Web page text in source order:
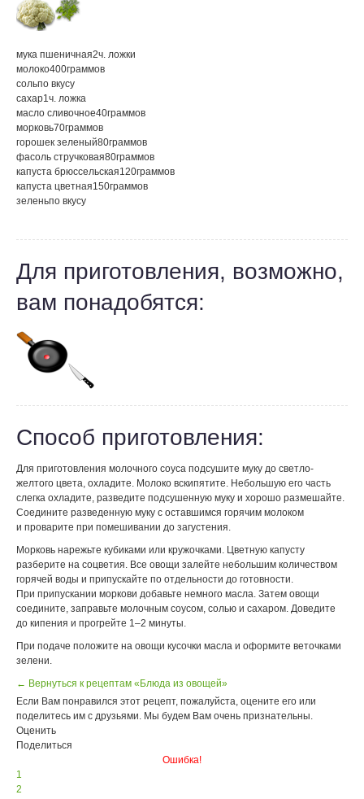
мука пшеничная2ч. ложки
молоко400граммов
сольпо вкусу
сахар1ч. ложка
масло сливочное40граммов
морковь70граммов
горошек зеленый80граммов
фасоль стручковая80граммов
капуста брюссельская120граммов
капуста цветная150граммов
зеленьпо вкусу
Для приготовления, возможно,
вам понадобятся:
Способ приготовления:
Для приготовления молочного соуса подсушите муку до светло-
желтого цвета, охладите. Молоко вскипятите. Небольшую его часть
слегка охладите, разведите подсушенную муку и хорошо размешайте.
Соедините разведенную муку с оставшимся горячим молоком
и проварите при помешивании до загустения.
Морковь нарежьте кубиками или кружочками. Цветную капусту
разберите на соцветия. Все овощи залейте небольшим количеством
горячей воды и припускайте по отдельности до готовности.
При припускании моркови добавьте немного масла. Затем овощи
соедините, заправьте молочным соусом, солью и сахаром. Доведите
до кипения и прогрейте 1–2 минуты.
При подаче положите на овощи кусочки масла и оформите веточками
зелени.
← Вернуться к рецептам «Блюда из овощей»
Если Вам понравился этот рецепт, пожалуйста, оцените его или
поделитесь им с друзьями. Мы будем Вам очень признательны.
Оценить
Поделиться
Ошибка!
1
2